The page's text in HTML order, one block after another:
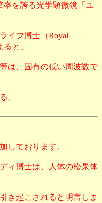
率を誇る光学顕微鏡「ユ
イフ博士（Royal
と、
は、固有の低い周波数で
。
しております。
ィ博士は、人体の松果体
き起こされると明言しま